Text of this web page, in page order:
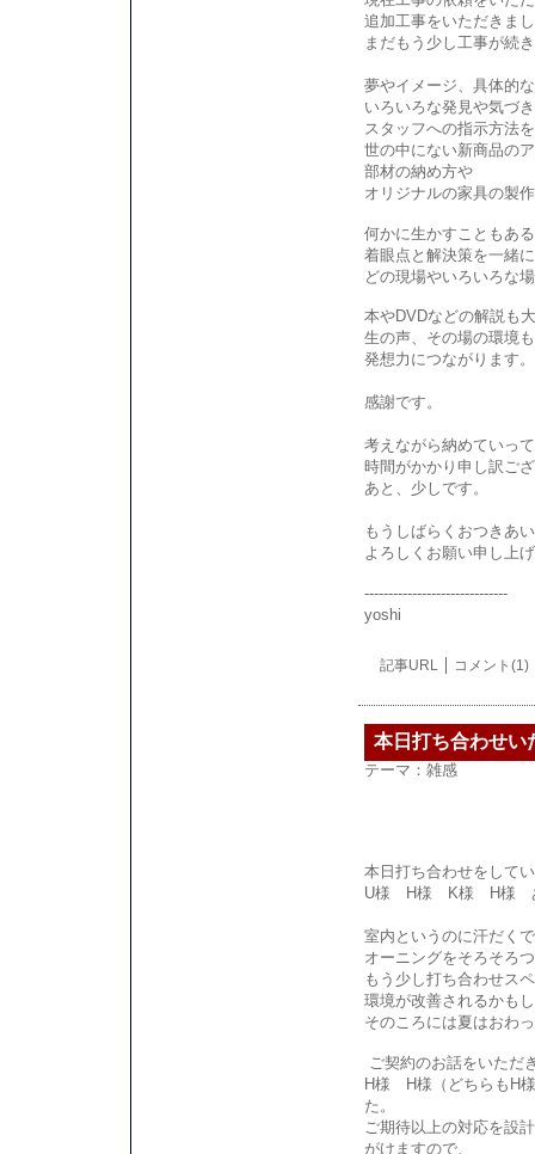
追加工事をいただきま
まだもう少し工事が続
夢やイメージ、具体的
いろいろな発見や気づ
スタッフへの指示方法
世の中にない新商品の
部材の納め方や
オリジナルの家具の製
何かに生かすこともあ
着眼点と解決策を一緒
どの現場やいろいろな
本やDVDなどの解説も
生の声、その場の環境も
発想力につながります。
感謝です。
考えながら納めていっ
時間がかかり申し訳ご
あと、少しです。
もうしばらくおつきあ
よろしくお願い申し上
------------------------------
yoshi
記事URL コメント(1)
本日打ち合わせい
テーマ： 雑感
本日打ち合わせをして
U様 H様 K様 H様 あ
室内というのに汗だく
オーニングをそろそろ
もう少し打ち合わせス
環境が改善されるかも
そのころには夏はおわ
ご契約のお話をいただ
H様 H様（どちらもH
た。
ご期待以上の対応を設
がけますので、